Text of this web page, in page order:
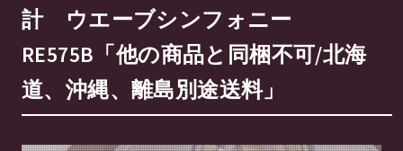
計 ウエーブシンフォニー
RE575B「他の商品と同梱不可/北海
道、沖縄、離島別途送料」